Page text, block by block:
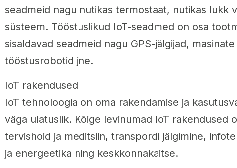
seadmeid nagu nutikas termostaat, nutikas lukk
süsteem. Tööstuslikud IoT-seadmed on osa
sisaldavad seadmeid nagu GPS-jälgijad, masinate
tööstusrobotid jne.
IoT rakendused
IoT tehnoloogia on oma rakendamise ja
väga ulatuslik. Kõige levinumad IoT rakendused
tervishoid ja meditsiin, transpordi jälgimine,
ja energeetika ning keskkonnakaitse.